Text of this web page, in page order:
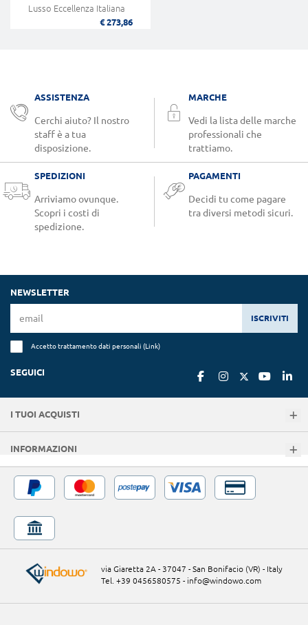
Lusso Eccellenza Italiana
€ 273,86
ASSISTENZA
Cerchi aiuto? Il nostro
staff è a tua
disposizione.
MARCHE
Vedi la lista delle marche
professionali che
trattiamo.
SPEDIZIONI
Arriviamo ovunque.
Scopri i costi di
spedizione.
PAGAMENTI
Decidi tu come pagare
tra diversi metodi sicuri.
NEWSLETTER
ISCRIVITI
Accetto trattamento dati personali (Link)
SEGUICI
I TUOI ACQUISTI
INFORMAZIONI
via Giaretta 2A - 37047 - San Bonifacio (VR) - Italy
Tel. +39 0456580575 - info@windowo.com